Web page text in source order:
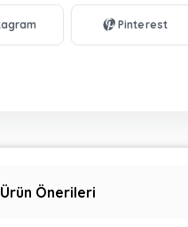
Ürün Önerileri